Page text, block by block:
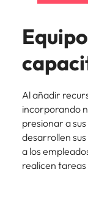
Al añadir
incorporando
presionar a
desarrollen
a los
realicen